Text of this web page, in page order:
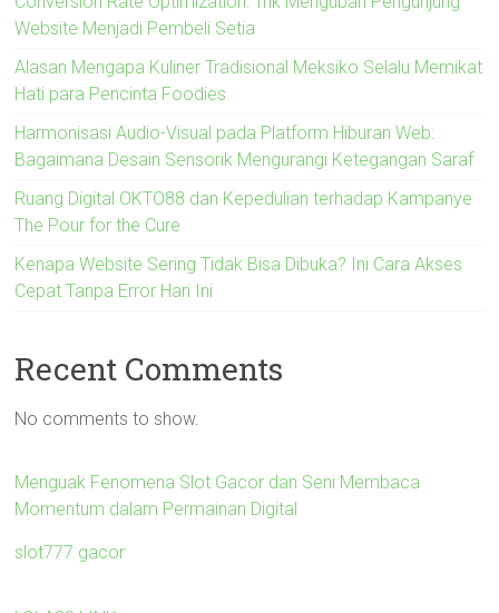
Website Menjadi Pembeli Setia
Alasan Mengapa Kuliner Tradisional Meksiko Selalu Memikat
Hati para Pencinta Foodies
Harmonisasi Audio-Visual pada Platform Hiburan Web:
Bagaimana Desain Sensorik Mengurangi Ketegangan Saraf
Ruang Digital OKTO88 dan Kepedulian terhadap Kampanye
The Pour for the Cure
Kenapa Website Sering Tidak Bisa Dibuka? Ini Cara Akses
Cepat Tanpa Error Hari Ini
Recent Comments
No comments to show.
Menguak Fenomena Slot Gacor dan Seni Membaca
Momentum dalam Permainan Digital
slot777 gacor